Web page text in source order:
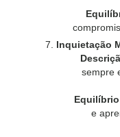
Inquietação
sempre
e